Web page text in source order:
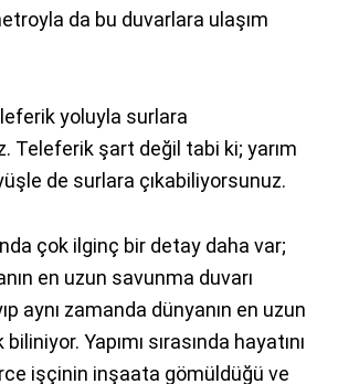
da bu duvarlara ulaşım
yoluyla surlara
Teleferik şart değil tabi ki; yarım
de surlara çıkabiliyorsunuz.
çok ilginç bir detay daha var;
en uzun savunma duvarı
aynı zamanda dünyanın en uzun
Yapımı sırasında hayatını
işçinin inşaata gömüldüğü ve